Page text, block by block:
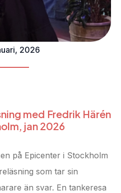
2026
med Fredrik Härén
jan 2026
på Epicenter i Stockholm
som tar sin
än svar. En tankeresa